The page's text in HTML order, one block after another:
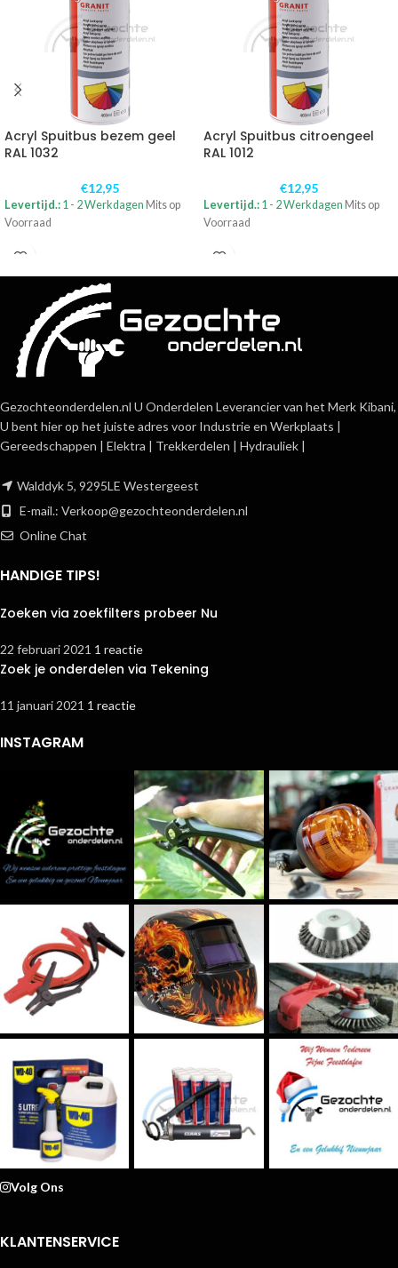
Acryl Spuitbus bezem geel
RAL 1032
€12,95
Levertijd.: 1 - 2 Werkdagen Mits op
Voorraad
Acryl Spuitbus citroengeel
RAL 1012
€12,95
Levertijd.: 1 - 2 Werkdagen Mits op
Voorraad
Gezochteonderdelen.nl U Onderdelen Leverancier van het Merk Kibani,
U bent hier op het juiste adres voor Industrie en Werkplaats |
Gereedschappen | Elektra | Trekkerdelen | Hydrauliek |
Walddyk 5, 9295LE Westergeest
E-mail.: Verkoop@gezochteonderdelen.nl
Online Chat
HANDIGE TIPS!
Zoeken via zoekfilters probeer Nu
22 februari 2021 1 reactie
Zoek je onderdelen via Tekening
11 januari 2021 1 reactie
INSTAGRAM
Volg Ons
KLANTENSERVICE